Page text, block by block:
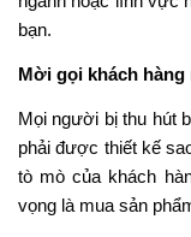
bạn.
Mời gọi khách
Mọi người bị thu hút
phải được thiết kế
tò mò của khách
vọng là mua sản